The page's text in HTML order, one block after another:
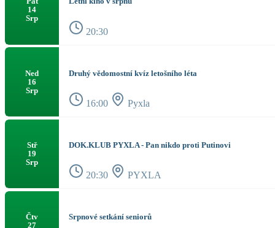
14
Srp
20:30
Ned
16
Srp
Druhý vědomostní kvíz letošního léta
16:00 Pyxla
Stř
19
Srp
DOK.KLUB PYXLA - Pan nikdo proti Putinovi
20:30 PYXLA
Čtv
27
Srpnové setkání seniorů